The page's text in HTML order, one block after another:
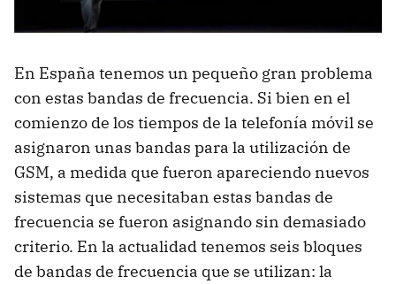
En España tenemos un pequeño gran problema
con estas bandas de frecuencia. Si bien en el
comienzo de los tiempos de la telefonía móvil se
asignaron unas bandas para la utilización de
GSM, a medida que fueron apareciendo nuevos
sistemas que necesitaban estas bandas de
frecuencia se fueron asignando sin demasiado
criterio. En la actualidad tenemos seis bloques
de bandas de frecuencia que se utilizan: la